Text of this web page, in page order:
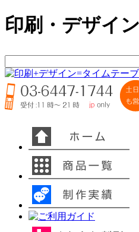
印刷・デザイ